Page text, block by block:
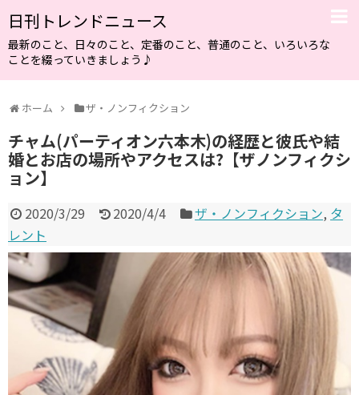
日刊トレンドニュース
最新のこと、日々のこと、定番のこと、普通のこと、いろいろな
ことを綴っていきましょう♪
ホーム ザ・ノンフィクション
チャム(パーティオン六本木)の経歴と彼氏や結
婚とお店の場所やアクセスは?【ザノンフィクシ
ョン】
2020/3/29 2020/4/4 ザ・ノンフィクション, タ
レント